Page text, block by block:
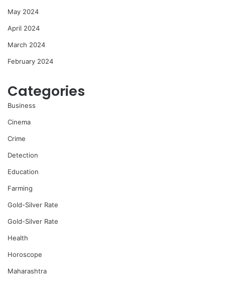
May 2024
April 2024
March 2024
February 2024
Categories
Business
Cinema
Crime
Detection
Education
Farming
Gold-Silver Rate
Gold-Silver Rate
Health
Horoscope
Maharashtra